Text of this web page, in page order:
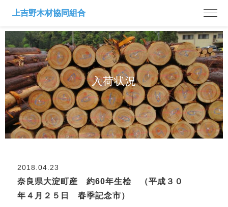
入荷状況
2018.04.23
奈良県大淀町産 約60年生桧 （平成３０
年４月２５日 春季記念市）